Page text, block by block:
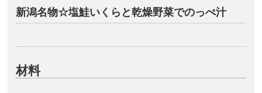
新潟名物☆塩鮭いくらと乾燥野菜でのっぺ汁
材料